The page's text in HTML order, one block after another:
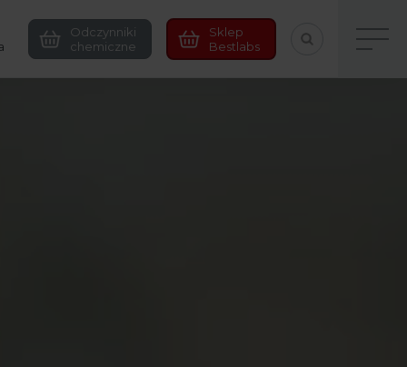
Odczynniki
chemiczne
Sklep
Bestlabs